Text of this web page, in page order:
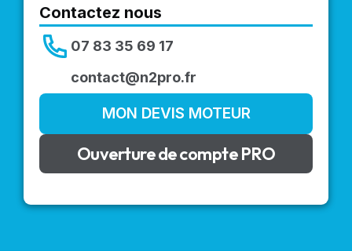
Contactez nous
07 83 35 69 17
contact@n2pro.fr
MON DEVIS MOTEUR
Ouverture de compte PRO